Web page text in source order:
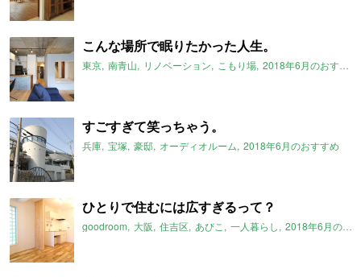
こんな場所で眠りたかった人生。
東京 南青山 リノベーション こもり場 2018年6月のおすすめ
すごすぎて笑っちゃう。
兵庫 宝塚 豪邸 オーディオルーム 2018年6月のおすすめ
ひとりで住むには広すぎるって？
goodroom 大阪 住吉区 あびこ 一人暮らし 2018年6月のおすすめ